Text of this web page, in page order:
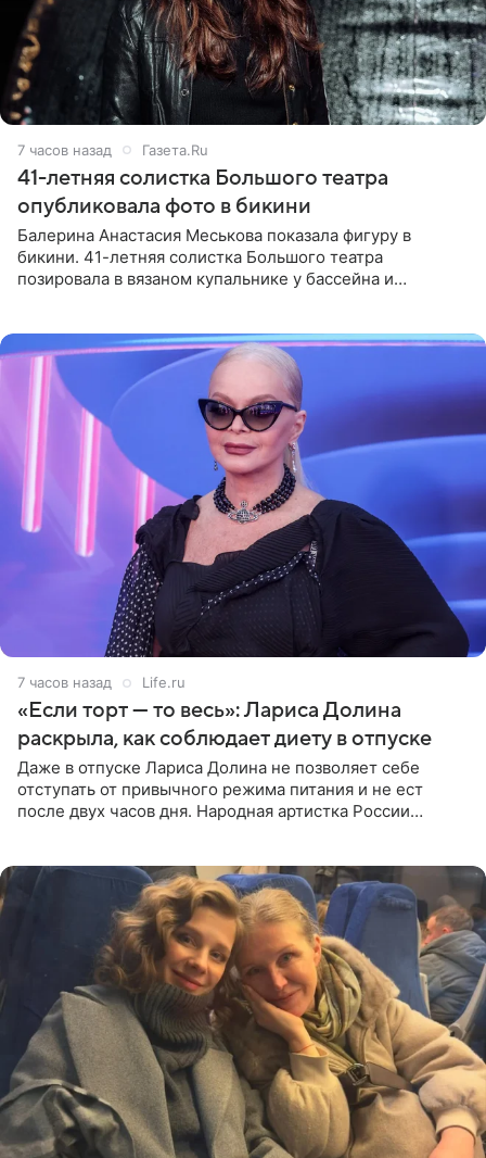
7 часов назад Газета.Ru
41-летняя солистка Большого театра
опубликовала фото в бикини
Балерина Анастасия Меськова показала фигуру в
бикини. 41-летняя солистка Большого театра
позировала в вязаном купальнике у бассейна и
7 часов назад Life.ru
«Если торт — то весь»: Лариса Долина
раскрыла, как соблюдает диету в отпуске
Даже в отпуске Лариса Долина не позволяет себе
отступать от привычного режима питания и не ест
после двух часов дня. Народная артистка России